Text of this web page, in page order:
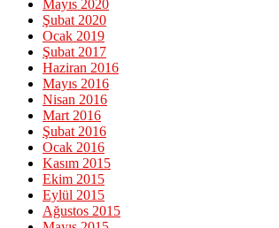
Mayıs 2020
Şubat 2020
Ocak 2019
Şubat 2017
Haziran 2016
Mayıs 2016
Nisan 2016
Mart 2016
Şubat 2016
Ocak 2016
Kasım 2015
Ekim 2015
Eylül 2015
Ağustos 2015